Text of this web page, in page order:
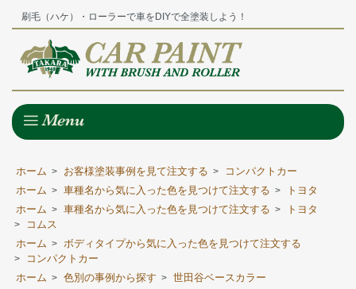
刷毛（ハケ）・ローラーで車をDIYで全塗装しよう！
ホーム > お客様塗装事例を見て注文する >
コンパクトカー
ホーム > 車種名から気に入った色を見つけて注文する >
トヨタ
ホーム > 車種名から気に入った色を見つけて注文する > トヨタ
>
コムス
ホーム > ボディタイプから気に入った色を見つけて注文する
>
コンパクトカー
ホーム > 色別の事例から探す > 世田谷ベースカラー